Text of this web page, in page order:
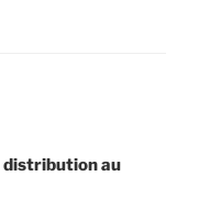
distribution au